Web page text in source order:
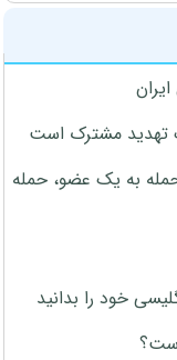
تهدید مشترک است
حمله به یک عضو، حمله
خود را بدانید